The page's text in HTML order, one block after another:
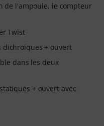
de l'ampoule, le compteur
Twist
dichroïques + ouvert
dans les deux
+ ouvert avec